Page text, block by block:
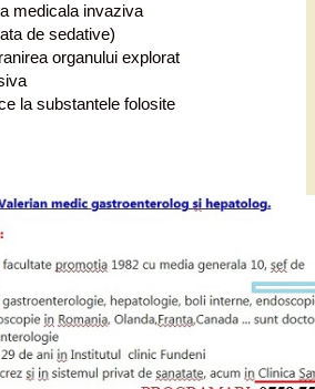
medicala invaziva
de sedative)
organului explorat
la substantele folosite